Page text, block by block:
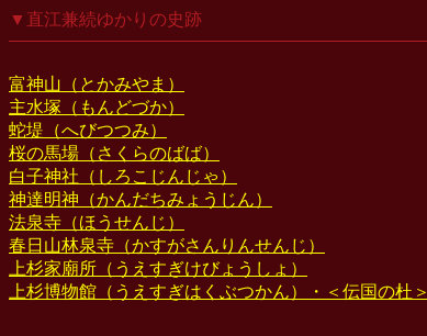
▼直江兼続ゆかりの史跡
富神山（とかみやま）
主水塚（もんどづか）
蛇堤（へびつつみ）
桜の馬場（さくらのばば）
白子神社（しろこじんじゃ）
神達明神（かんだちみょうじん）
法泉寺（ほうせんじ）
春日山林泉寺（かすがさんりんせんじ）
上杉家廟所（うえすぎけびょうしょ）
上杉博物館（うえすぎはくぶつかん）・＜伝国の杜＞